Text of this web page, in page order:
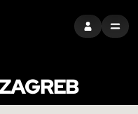
PRIJAVITI SE
MENU